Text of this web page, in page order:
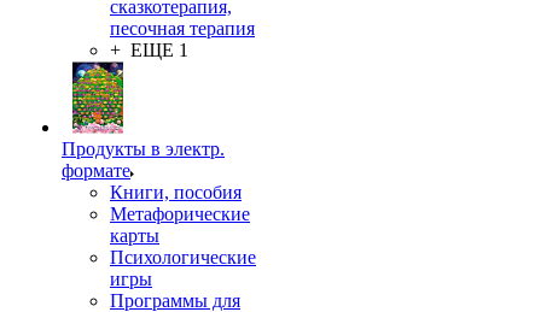
сказкотерапия,
песочная терапия
+ ЕЩЕ 1
Продукты в электр.
формате
Книги, пособия
Метафорические
карты
Психологические
игры
Программы для